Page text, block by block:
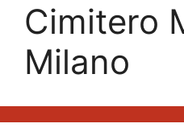
Cimitero
Milano